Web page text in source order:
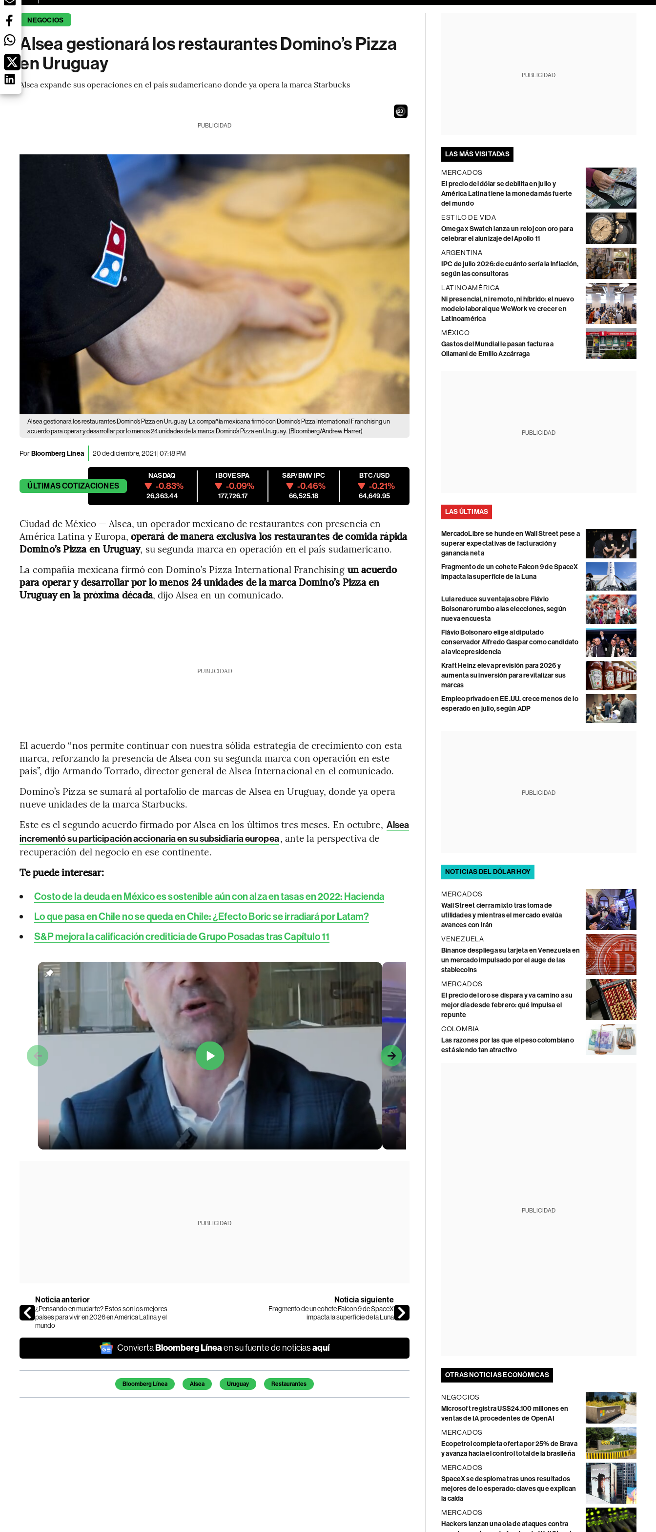
NEGOCIOS
Alsea gestionará los restaurantes Domino’s Pizza
en Uruguay
Alsea expande sus operaciones en el país sudamericano donde ya opera la marca Starbucks
21
PUBLICIDAD
Alsea gestionará los restaurantes Domino’s Pizza en Uruguay La compañía mexicana firmó con Domino’s Pizza International Franchising un
acuerdo para operar y desarrollar por lo menos 24 unidades de la marca Domino’s Pizza en Uruguay. (Bloomberg/Andrew Harrer)
PorBloomberg Línea 20 de diciembre, 2021 | 07:18 PM
ÚLTIMASCOTIZACIONES
NASDAQ
-0.83%
26,363.44
IBOVESPA
-0.09%
177,726.17
S&P/BMV IPC
-0.46%
66,525.18
BTC/USD
-0.21%
64,649.95
Ciudad de México — Alsea, un operador mexicano de restaurantes con presencia en
América Latina y Europa, operará de manera exclusiva los restaurantes de comida rápida
Domino’s Pizza en Uruguay, su segunda marca en operación en el país sudamericano.
La compañía mexicana firmó con Domino’s Pizza International Franchising un acuerdo
para operar y desarrollar por lo menos 24 unidades de la marca Domino’s Pizza en
Uruguay en la próxima década, dijo Alsea en un comunicado.
PUBLICIDAD
El acuerdo “nos permite continuar con nuestra sólida estrategia de crecimiento con esta
marca, reforzando la presencia de Alsea con su segunda marca con operación en este
país”, dijo Armando Torrado, director general de Alsea Internacional en el comunicado.
Domino’s Pizza se sumará al portafolio de marcas de Alsea en Uruguay, donde ya opera
nueve unidades de la marca Starbucks.
Este es el segundo acuerdo firmado por Alsea en los últimos tres meses. En octubre, Alsea
incrementó su participación accionaria en su subsidiaria europea, ante la perspectiva de
recuperación del negocio en ese continente.
Te puede interesar:
Costo de la deuda en México es sostenible aún con alza en tasas en 2022: Hacienda
Lo que pasa en Chile no se queda en Chile: ¿Efecto Boric se irradiará por Latam?
S&P mejora la calificación crediticia de Grupo Posadas tras Capítulo 11
PUBLICIDAD
Noticia anterior
¿Pensando en mudarte? Estos son los mejores
países para vivir en 2026 en América Latina y el
mundo
Noticia siguiente
Fragmento de un cohete Falcon 9 de SpaceX
impacta la superficie de la Luna
ConviertaBloomberg Líneaen su fuente de noticiasaquí
Bloomberg Línea Alsea Uruguay Restaurantes
PUBLICIDAD
LAS MÁS VISITADAS
MERCADOS
El precio del dólar se debilita en julio y
América Latina tiene la moneda más fuerte
del mundo
ESTILO DE VIDA
Omega x Swatch lanza un reloj con oro para
celebrar el alunizaje del Apollo 11
ARGENTINA
IPC de julio 2026: de cuánto sería la inflación,
según las consultoras
LATINOAMÉRICA
Ni presencial, ni remoto, ni híbrido: el nuevo
modelo laboral que WeWork ve crecer en
Latinoamérica
MÉXICO
Gastos del Mundial le pasan factura a
Ollamani de Emilio Azcárraga
PUBLICIDAD
LAS ÚLTIMAS
MercadoLibre se hunde en Wall Street pese a
superar expectativas de facturación y
ganancia neta
Fragmento de un cohete Falcon 9 de SpaceX
impacta la superficie de la Luna
Lula reduce su ventaja sobre Flávio
Bolsonaro rumbo a las elecciones, según
nueva encuesta
Flávio Bolsonaro elige al diputado
conservador Alfredo Gaspar como candidato
a la vicepresidencia
Kraft Heinz eleva previsión para 2026 y
aumenta su inversión para revitalizar sus
marcas
Empleo privado en EE.UU. crece menos de lo
esperado en julio, según ADP
PUBLICIDAD
NOTICIAS DEL DÓLAR HOY
MERCADOS
Wall Street cierra mixto tras toma de
utilidades y mientras el mercado evalúa
avances con Irán
VENEZUELA
Binance despliega su tarjeta en Venezuela en
un mercado impulsado por el auge de las
stablecoins
MERCADOS
El precio del oro se dispara y va camino a su
mejor día desde febrero: qué impulsa el
repunte
COLOMBIA
Las razones por las que el peso colombiano
está siendo tan atractivo
PUBLICIDAD
OTRAS NOTICIAS ECONÓMICAS
NEGOCIOS
Microsoft registra US$24.100 millones en
ventas de IA procedentes de OpenAI
MERCADOS
Ecopetrol completa oferta por 25% de Brava
y avanza hacia el control total de la brasileña
MERCADOS
SpaceX se desploma tras unos resultados
mejores de lo esperado: claves que explican
la caída
MERCADOS
Hackers lanzan una ola de ataques contra